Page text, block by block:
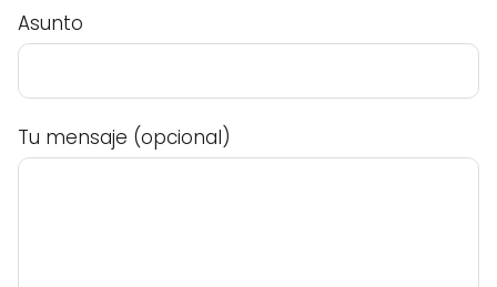
Asunto
Tu mensaje (opcional)